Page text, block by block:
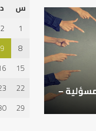
التوازن
بين
عمل
الدنيا
وطلب
الآخرة
التوازن بين عمل
س
د
1
2
8
9
15
22
29